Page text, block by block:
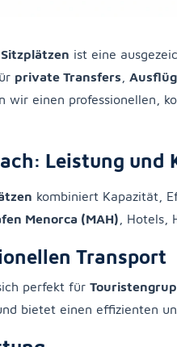
ist eine
private Transfers
wir einen professionellen,
Leistung
kombiniert Kapazität,
Menorca (MAH) , Hotels,
Transport
perfekt für
bietet einen effizienten